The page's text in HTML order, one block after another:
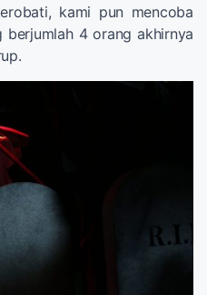
kami pun mencoba
4 orang akhirnya